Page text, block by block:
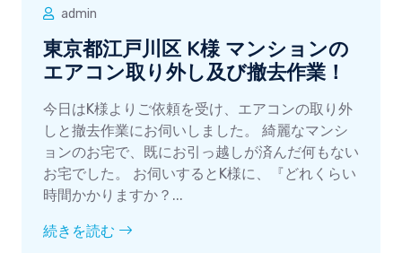
admin
東京都江戸川区 K様 マンションの
エアコン取り外し及び撤去作業！
今日はK様よりご依頼を受け、エアコンの取り外
しと撤去作業にお伺いしました。 綺麗なマンシ
ョンのお宅で、既にお引っ越しが済んだ何もない
お宅でした。 お伺いするとK様に、『どれくらい
時間かかりますか？...
続きを読む